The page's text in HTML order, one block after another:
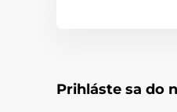
Prihláste sa do